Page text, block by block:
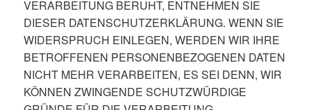
VERARBEITUNG BERUHT, ENTNEHMEN SIE
DIESER DATENSCHUTZERKLÄRUNG. WENN SIE
WIDERSPRUCH EINLEGEN, WERDEN WIR IHRE
BETROFFENEN PERSONENBEZOGENEN DATEN
NICHT MEHR VERARBEITEN, ES SEI DENN, WIR
KÖNNEN ZWINGENDE SCHUTZWÜRDIGE